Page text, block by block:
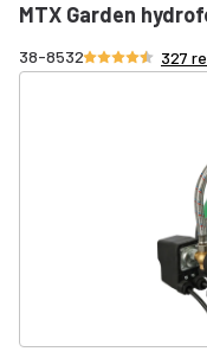
MTX Garden
38-8532Betyg 4.5/5327